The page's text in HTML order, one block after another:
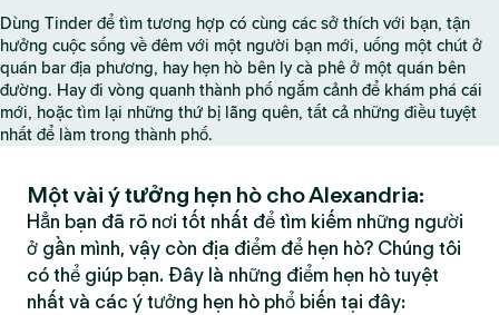
Dùng Tinder để tìm tương hợp có cùng các sở thích với bạn, tận
hưởng cuộc sống về đêm với một người bạn mới, uống một chút ở
quán bar địa phương, hay hẹn hò bên ly cà phê ở một quán bên
đường. Hay đi vòng quanh thành phố ngắm cảnh để khám phá cái
mới, hoặc tìm lại những thứ bị lãng quên, tất cả những điều tuyệt
nhất để làm trong thành phố.
Một vài ý tưởng hẹn hò cho Alexandria:
Hẳn bạn đã rõ nơi tốt nhất để tìm kiếm những người
ở gần mình, vậy còn địa điểm để hẹn hò? Chúng tôi
có thể giúp bạn. Đây là những điểm hẹn hò tuyệt
nhất và các ý tưởng hẹn hò phổ biến tại đây: